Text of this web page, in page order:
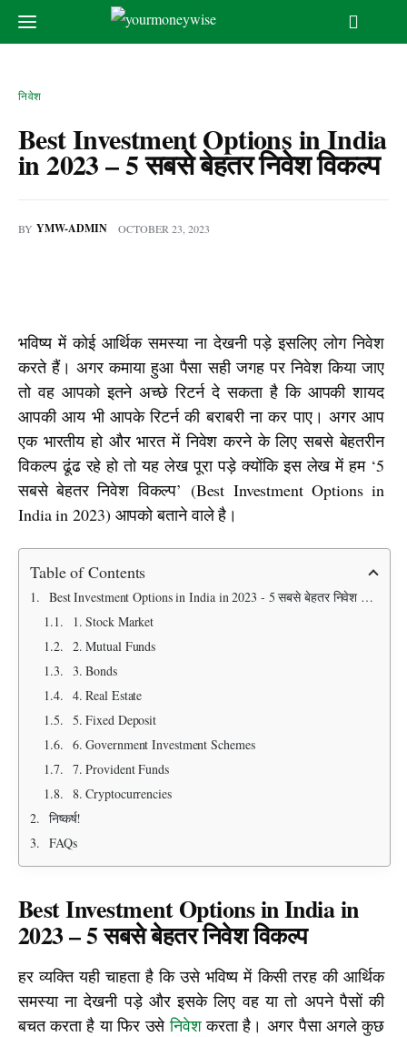
मुखपृष्ठ
बचत
कमाए
निवेश
Best Investment Options in India
in 2023 – 5 सबसे बेहतर निवेश विकल्प
BY YMW-ADMIN OCTOBER 23, 2023
भविष्य में कोई आर्थिक समस्या ना देखनी पड़े इसलिए लोग निवेश
करते हैं। अगर कमाया हुआ पैसा सही जगह पर निवेश किया जाए
तो वह आपको इतने अच्छे रिटर्न दे सकता है कि आपकी शायद
आपकी आय भी आपके रिटर्न की बराबरी ना कर पाए। अगर आप
एक भारतीय हो और भारत में निवेश करने के लिए सबसे बेहतरीन
विकल्प ढूंढ रहे हो तो यह लेख पूरा पड़े क्योंकि इस लेख में हम ‘5
सबसे बेहतर निवेश विकल्प’ (Best Investment Options in
India in 2023) आपको बताने वाले है।
Table of Contents
Best Investment Options in India in 2023 - 5 सबसे बेहतर निवेश विकल्प
1. Stock Market
2. Mutual Funds
3. Bonds
4. Real Estate
5. Fixed Deposit
6. Government Investment Schemes
7. Provident Funds
8. Cryptocurrencies
निष्कर्ष!
FAQs
Best Investment Options in India in
2023 – 5 सबसे बेहतर निवेश विकल्प
हर व्यक्ति यही चाहता है कि उसे भविष्य में किसी तरह की आर्थिक
समस्या ना देखनी पड़े और इसके लिए वह या तो अपने पैसों की
बचत करता है या फिर उसे निवेश करता है। अगर पैसा अगले कुछ